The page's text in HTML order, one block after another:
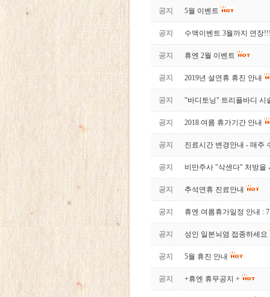
공지 5월 이벤트
공지 수액이벤트 3월까지 연장
공지 휴엔 2월 이벤트
공지 2019년 설연휴 휴진 안내
공지 "바디토닝" 트리플바디 시
공지 2018 여름 휴가기간 안내
공지 진료시간 변경안내 - 매주
공지 비만주사 "삭센다" 처방을
공지 추석연휴 진료안내
공지 휴엔 여름휴가일정 안내 :
공지 성인 일본뇌염 접종하세요
공지 5월 휴진 안내
공지 +휴엔 휴무공지 +